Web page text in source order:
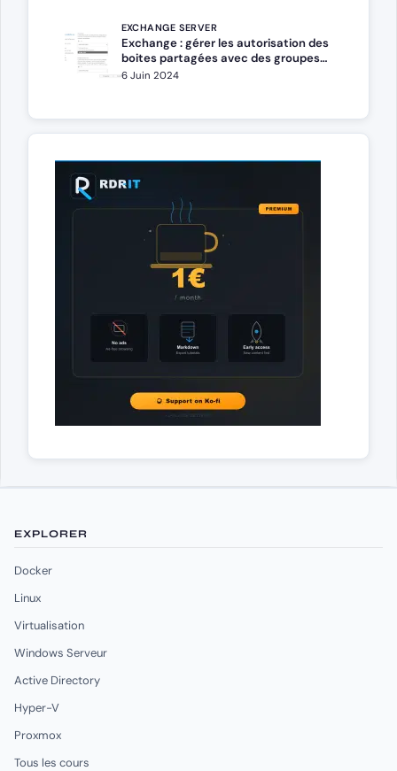
EXCHANGE SERVER
Exchange : gérer les autorisation des
boites partagées avec des groupes
de sécurité
6 Juin 2024
EXPLORER
Docker
Linux
Virtualisation
Windows Serveur
Active Directory
Hyper-V
Proxmox
Tous les cours